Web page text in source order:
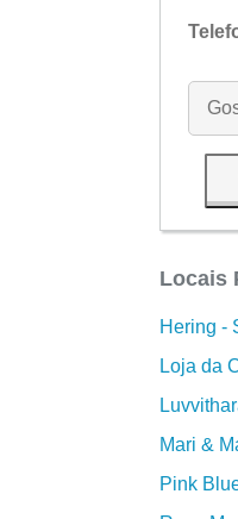
Locais
Hering -
Loja da
Mari &
Pink